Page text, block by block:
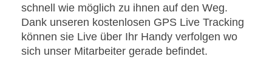
schnell wie möglich zu ihnen auf den Weg.
Dank unseren kostenlosen GPS Live Tracking
können sie Live über Ihr Handy verfolgen wo
sich unser Mitarbeiter gerade befindet.